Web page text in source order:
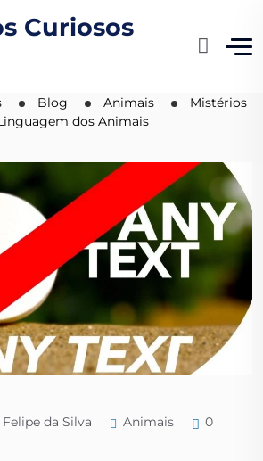
da Linguagem
Blog Animais
Mistérios
dos Animais
Felipe da Silva Animais 0